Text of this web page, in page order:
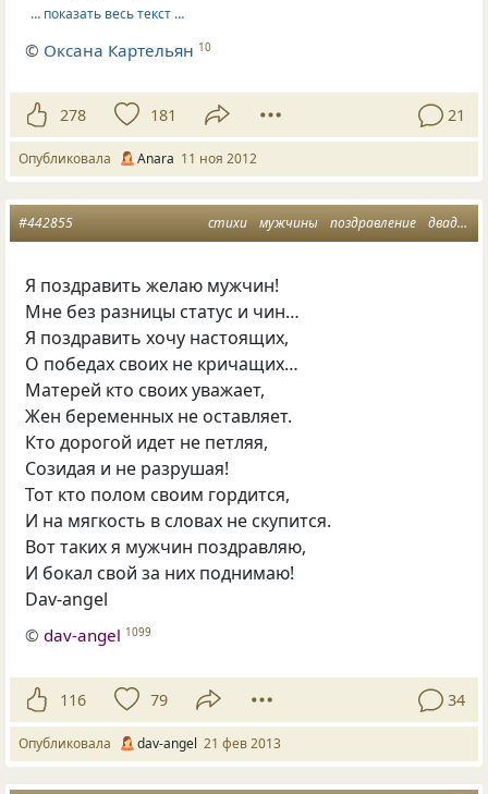
… показать весь текст …
© Оксана Картельян 10
278 181 21
Опубликовала Anara 11 ноя 2012
стихи мужчины поздравление двадцать третье февраля
#442855
Я поздравить желаю мужчин!
Мне без разницы статус и чин…
Я поздравить хочу настоящих,
О победах своих не кричащих…
Матерей кто своих уважает,
Жен беременных не оставляет.
Кто дорогой идет не петляя,
Созидая и не разрушая!
Тот кто полом своим гордится,
И на мягкость в словах не скупится.
Вот таких я мужчин поздравляю,
И бокал свой за них поднимаю!
Dav-angel
©dav-angel 1099
116 79 34
Опубликовала dav-angel 21 фев 2013